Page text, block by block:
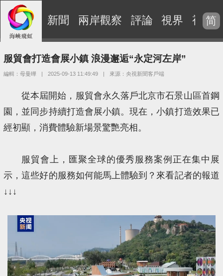
新聞 兩岸觀察 評論 視界 視頻
简
服貿會打造會展小鎮 浪漫邂逅“永定河左岸”
編輯：母曼曄 | 2025-09-13 11:49:49 | 來源：央視新聞客戶端
從本屆開始，服貿會永久落戶北京市石景山區首鋼
園，並同步持續打造會展小鎮。現在，小鎮打造效果已
經初顯，消費體驗新場景驚艷亮相。
服貿會上，匯聚全球的優秀服務案例正在集中展
示，這些好的服務如何能馬上體驗到？來看記者的報道
↓↓↓